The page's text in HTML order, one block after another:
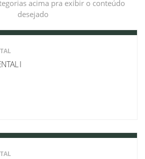
acima pra exibir o conteúdo
desejado
I